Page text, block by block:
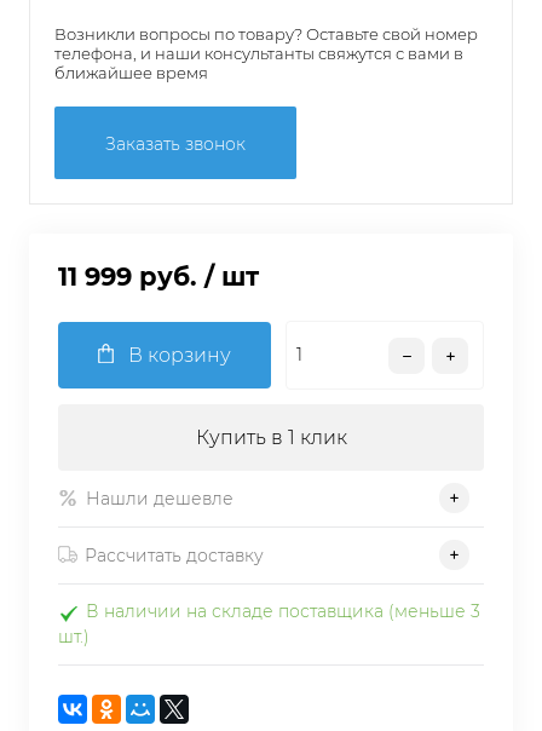
Возникли вопросы по товару? Оставьте свой номер
телефона, и наши консультанты свяжутся с вами в
ближайшее время
Заказать звонок
11 999 руб. / шт
В корзину
Купить в 1 клик
Нашли дешевле
Рассчитать доставку
В наличии на складе поставщика (меньше 3
шт.)